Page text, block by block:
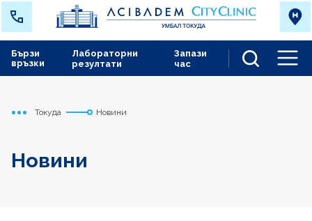
Лабораторни
резултати
Запази
час
Бързи
връзки
Начало
Токуда Новини
Новини